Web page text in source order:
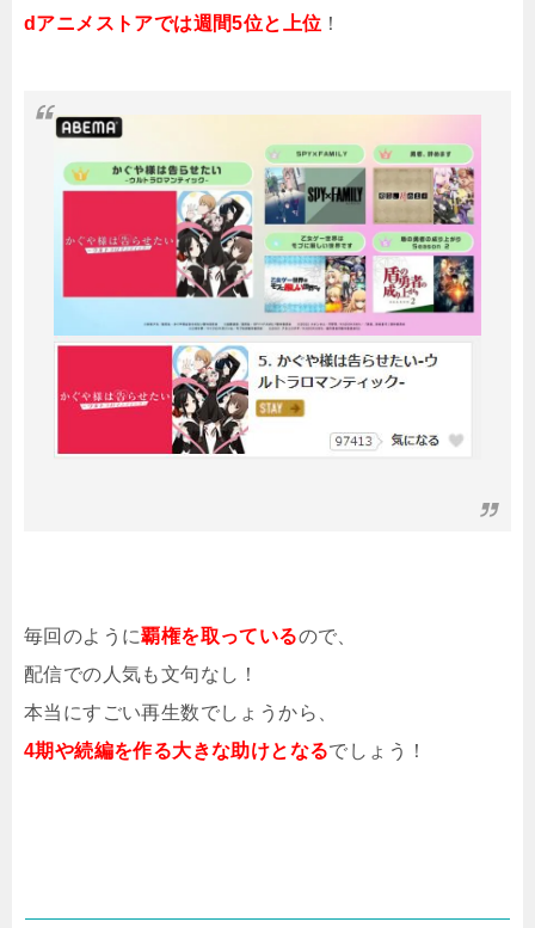
dアニメストアでは週間5位と上位 ！
毎回のように覇権を取っているので、
配信での人気も文句なし！
本当にすごい再生数でしょうから、
4期や続編を作る大きな助けとなるでしょう！